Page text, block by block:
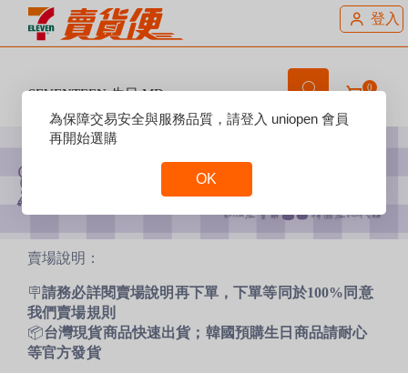
登入
SEVENTEEN 生日 MD 0
賣場說明：
🪧請務必詳閱賣場說明再下單，下單等同於100%同意
我們賣場規則
📦台灣現貨商品快速出貨；韓國預購生日商品請耐心
等官方發貨
Reset
Focus
為保障交易安全與服務品質，請登入 uniopen 會員
再開始選購
OK